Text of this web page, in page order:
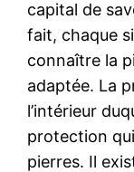
capital de
fait, chaque
connaître la
adaptée. La
l’intérieur
protection
pierres. Il